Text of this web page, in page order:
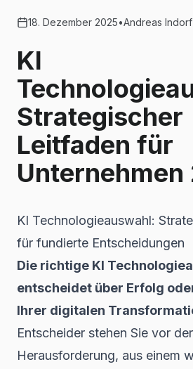
18. Dezember 2025•Andreas Indorf
KI
Strategischer
Leitfaden für
Unternehmen
KI Technologieauswahl:
für fundierte Entscheidungen
Die richtige KI
entscheidet über Erfolg
Ihrer digitalen
Entscheider stehen Sie vor der
Herausforderung, aus einem